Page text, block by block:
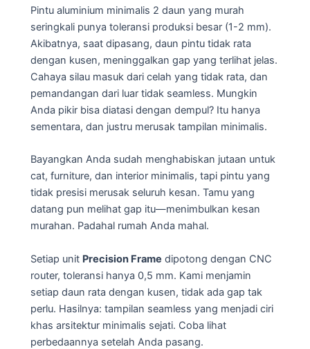
Pintu aluminium minimalis 2 daun yang murah
seringkali punya toleransi produksi besar (1-2 mm).
Akibatnya, saat dipasang, daun pintu tidak rata
dengan kusen, meninggalkan gap yang terlihat jelas.
Cahaya silau masuk dari celah yang tidak rata, dan
pemandangan dari luar tidak seamless. Mungkin
Anda pikir bisa diatasi dengan dempul? Itu hanya
sementara, dan justru merusak tampilan minimalis.
Bayangkan Anda sudah menghabiskan jutaan untuk
cat, furniture, dan interior minimalis, tapi pintu yang
tidak presisi merusak seluruh kesan. Tamu yang
datang pun melihat gap itu—menimbulkan kesan
murahan. Padahal rumah Anda mahal.
Setiap unit Precision Frame dipotong dengan CNC
router, toleransi hanya 0,5 mm. Kami menjamin
setiap daun rata dengan kusen, tidak ada gap tak
perlu. Hasilnya: tampilan seamless yang menjadi ciri
khas arsitektur minimalis sejati. Coba lihat
perbedaannya setelah Anda pasang.